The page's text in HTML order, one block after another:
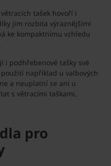
tašek hovoří i
jim rozbita výraznějšími
ke kompaktnímu vzhledu
i podhřebenové tašky své
například u valbových
a neuplatní se ani u
s větracími taškami,
pro